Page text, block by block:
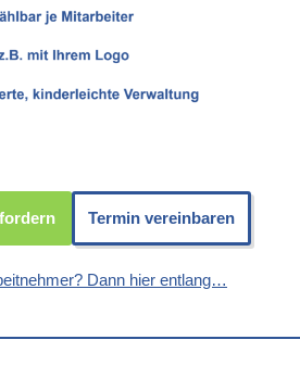
Termin vereinbaren
Dann hier entlang…